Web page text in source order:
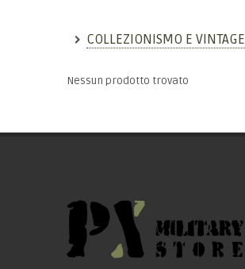
COLLEZIONISMO E VINTAGE
Nessun prodotto trovato